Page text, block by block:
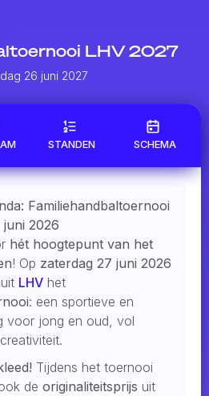
LHV 2027
26 juni 2027
STANDEN SCHEMA
Familiehandbaltoernooi
juni 2026
hét hoogtepunt van het
! Op zaterdag 27 juni 2026
LHV het
: een sportieve en
voor jong en oud, vol
Tijdens het toernooi
de originaliteitsprijs uit